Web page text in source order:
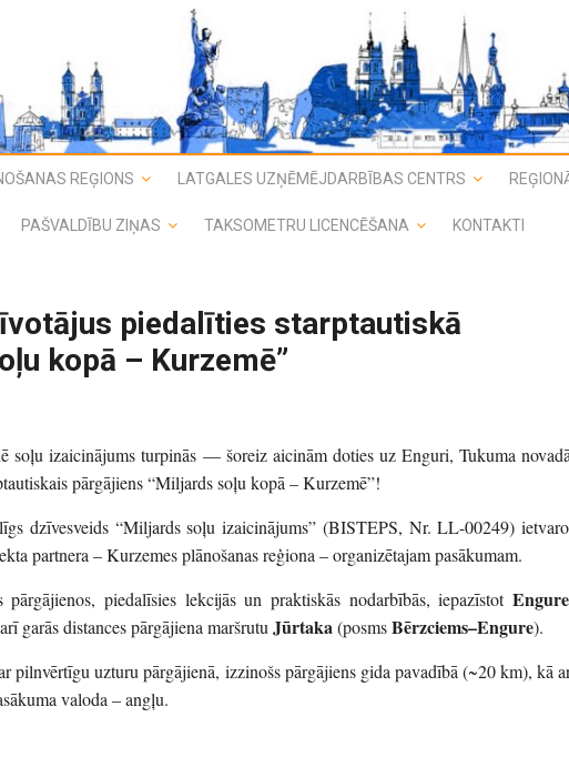
REĢIONS LATGALES UZŅĒMĒJDARBĪBAS CENTRS
PAŠVALDĪBU ZIŅAS TAKSOMETRU LICENCĒŠANA KONTAKTI
piedalīties starptautiskā
kopā – Kurzemē”
soļu izaicinājums turpinās — šoreiz aicinām doties uz Enguri, Tukuma
pārgājiens “Miljards soļu kopā – Kurzemē”!
dzīvesveids “Miljards soļu izaicinājums” (BISTEPS, Nr. LL-00249)
partnera – Kurzemes plānošanas reģiona – organizētajam pasākumam.
piedalīsies lekcijās un praktiskās nodarbībās, iepazīstot
garās distances pārgājiena maršrutu Jūrtaka(posmsBērzciems–Engure).
pilnvērtīgu uzturu pārgājienā, izzinošs pārgājiens gida pavadībā (~20 km), kā
valoda – angļu.